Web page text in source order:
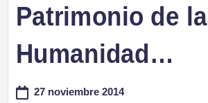
Patrimonio de la
Humanidad…
27 noviembre 2014